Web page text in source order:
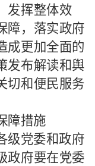
发挥整体效
障，落实政府
成更加全面的
发布解读和舆
切和便民服务
障措施
级党委和政府
政府要在党委